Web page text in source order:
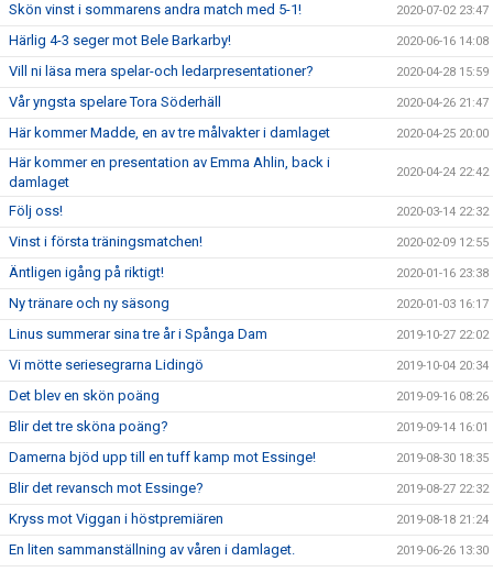
Skön vinst i sommarens andra match med 5-1! 2020-07-02 23:47
Härlig 4-3 seger mot Bele Barkarby! 2020-06-16 14:08
Vill ni läsa mera spelar-och ledarpresentationer? 2020-04-28 15:59
Vår yngsta spelare Tora Söderhäll 2020-04-26 21:47
Här kommer Madde, en av tre målvakter i damlaget 2020-04-25 20:00
Här kommer en presentation av Emma Ahlin, back i
damlaget
2020-04-24 22:42
Följ oss! 2020-03-14 22:32
Vinst i första träningsmatchen! 2020-02-09 12:55
Äntligen igång på riktigt! 2020-01-16 23:38
Ny tränare och ny säsong 2020-01-03 16:17
Linus summerar sina tre år i Spånga Dam 2019-10-27 22:02
Vi mötte seriesegrarna Lidingö 2019-10-04 20:34
Det blev en skön poäng 2019-09-16 08:26
Blir det tre sköna poäng? 2019-09-14 16:01
Damerna bjöd upp till en tuff kamp mot Essinge! 2019-08-30 18:35
Blir det revansch mot Essinge? 2019-08-27 22:32
Kryss mot Viggan i höstpremiären 2019-08-18 21:24
En liten sammanställning av våren i damlaget. 2019-06-26 13:30